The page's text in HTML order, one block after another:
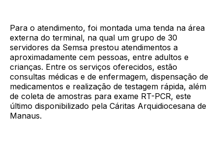
Para o atendimento, foi montada uma tenda na área
externa do terminal, na qual um grupo de 30
servidores da Semsa prestou atendimentos a
aproximadamente cem pessoas, entre adultos e
crianças. Entre os serviços oferecidos, estão
consultas médicas e de enfermagem, dispensação de
medicamentos e realização de testagem rápida, além
de coleta de amostras para exame RT-PCR, este
último disponibilizado pela Cáritas Arquidiocesana de
Manaus.